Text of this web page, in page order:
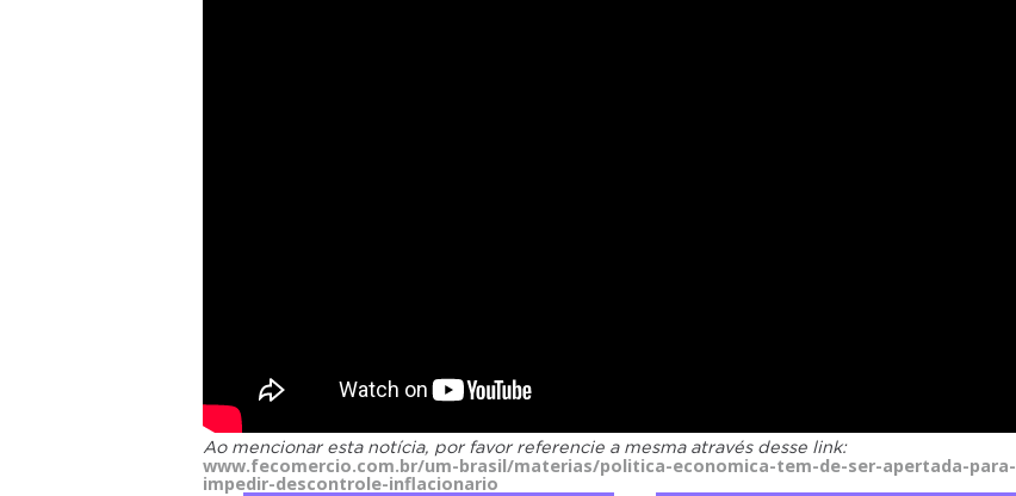
Ao mencionar esta notícia, por favor referencie a mesma através desse link:
www.fecomercio.com.br/um-brasil/materias/politica-economica-tem-de-ser-apertada-para-
impedir-descontrole-inflacionario